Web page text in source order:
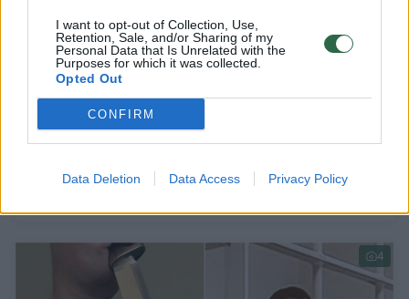
I want to opt-out of Collection, Use,
Retention, Sale, and/or Sharing of my
Personal Data that Is Unrelated with the
Purposes for which it was collected.
Opted Out
CONFIRM
Data Deletion Data Access Privacy Policy
mikroautobusas ir ugniagesių automobilis
4